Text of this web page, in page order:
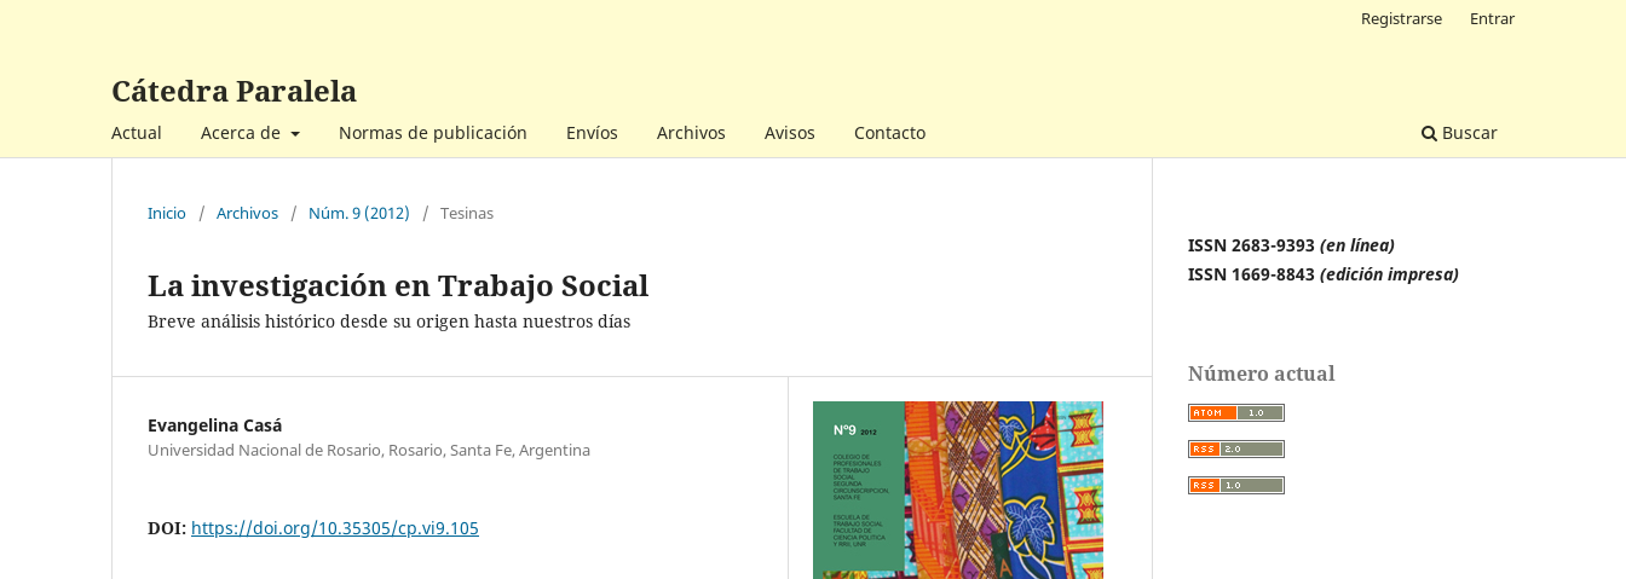
Cátedra Paralela
Actual Acerca de Normas de publicación Envíos Archivos Avisos Contacto Buscar
Registrarse Entrar
Inicio / Archivos / Núm. 9 (2012) / Tesinas
La investigación en Trabajo Social
Breve análisis histórico desde su origen hasta nuestros días
Evangelina Casá
Universidad Nacional de Rosario, Rosario, Santa Fe, Argentina
DOI: https://doi.org/10.35305/cp.vi9.105
ISSN 2683-9393 (en línea)
ISSN 1669-8843 (edición impresa)
Número actual